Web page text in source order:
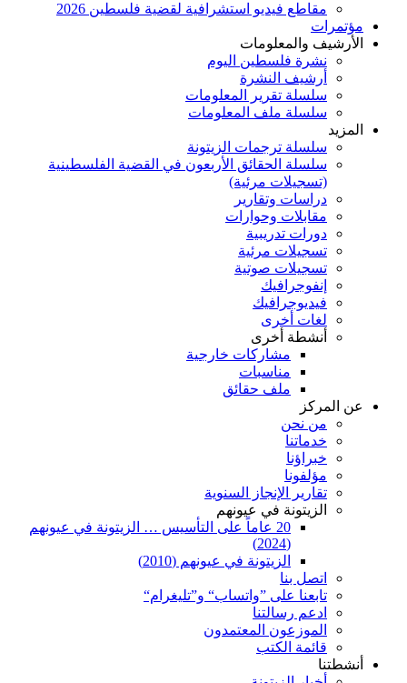
مقاطع فيديو استشرافية لقضية فلسطين 2026
مؤتمرات
الأرشيف والمعلومات
نشرة فلسطين اليوم
أرشيف النشرة
سلسلة تقرير المعلومات
سلسلة ملف المعلومات
المزيد
سلسلة ترجمات الزيتونة
سلسلة الحقائق الأربعون في القضية الفلسطينية
(تسجيلات مرئية)
دراسات وتقارير
مقابلات وحوارات
دورات تدريبية
تسجيلات مرئية
تسجيلات صوتية
إنفوجرافيك
فيديوجرافيك
لغات أخرى
أنشطة أخرى
مشاركات خارجية
مناسبات
ملف حقائق
عن المركز
من نحن
خدماتنا
خبراؤنا
مؤلفونا
تقارير الإنجاز السنوية
الزيتونة في عيونهم
20 عاماً على التأسيس … الزيتونة في عيونهم
(2024)
الزيتونة في عيونهم (2010)
اتصل بنا
تابعنا على ”واتساب“ و”تليغرام“
ادعم رسالتنا
الموزعون المعتمدون
قائمة الكتب
أنشطتنا